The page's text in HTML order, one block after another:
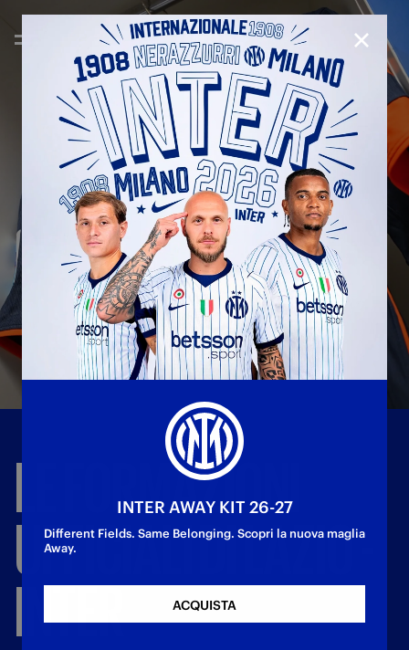
LE
FORMAZIONI
UFFICIALIDILAZIO-
INTER
INTER AWAY KIT 26-27
Different Fields. Same Belonging. Scopri la nuova maglia
Away.
ACQUISTA